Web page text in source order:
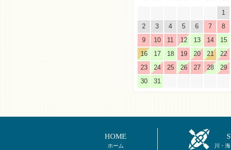
1
2
3 4 5 6 7
8
9
10 11 12 13 14
15
16
17 18 19 20 21
22
23
24 25 26 27 28
29
30
31
HOME
ホーム 川・